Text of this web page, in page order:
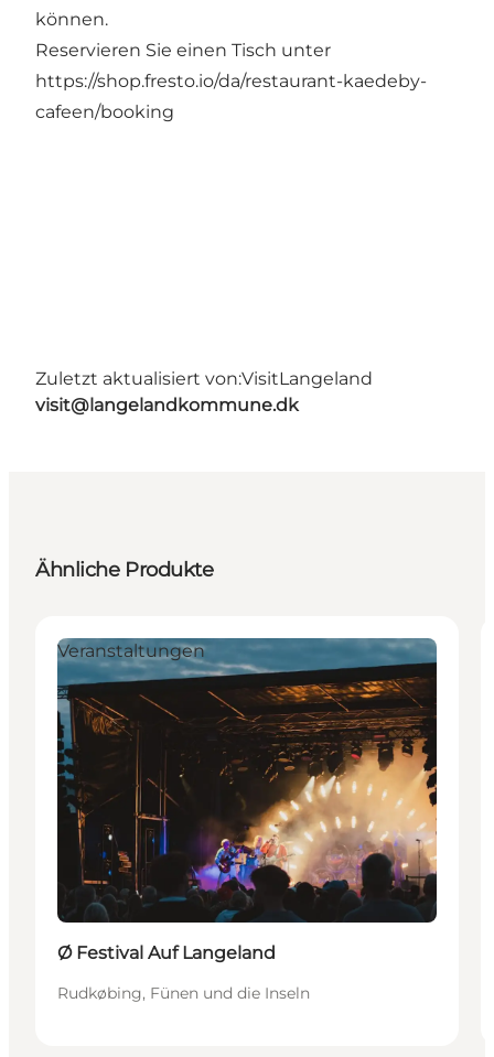
können.
Reservieren Sie einen Tisch unter
https://shop.fresto.io/da/restaurant-kaedeby-
cafeen/booking
Zuletzt aktualisiert von:VisitLangeland
visit@langelandkommune.dk
Ähnliche Produkte
Veranstaltungen
Ø Festival Auf Langeland
Rudkøbing, Fünen und die Inseln